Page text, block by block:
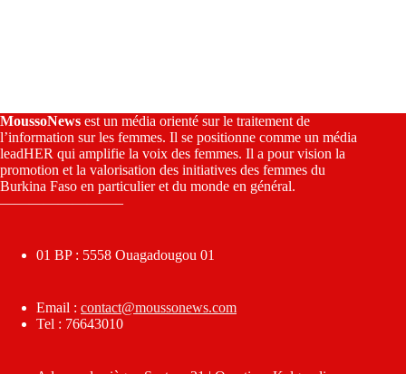
MoussoNews est un média orienté sur le traitement de
l’information sur les femmes. Il se positionne comme un média
leadHER qui amplifie la voix des femmes. Il a pour vision la
promotion et la valorisation des initiatives des femmes du
Burkina Faso en particulier et du monde en général.
————————–
01 BP : 5558 Ouagadougou 01
Email : contact@moussonews.com
Tel : 76643010